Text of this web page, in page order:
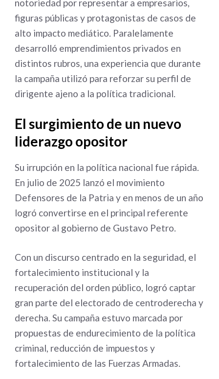
notoriedad por representar a empresarios,
figuras públicas y protagonistas de casos de
alto impacto mediático. Paralelamente
desarrolló emprendimientos privados en
distintos rubros, una experiencia que durante
la campaña utilizó para reforzar su perfil de
dirigente ajeno a la política tradicional.
El surgimiento de un nuevo
liderazgo opositor
Su irrupción en la política nacional fue rápida.
En julio de 2025 lanzó el movimiento
Defensores de la Patria y en menos de un año
logró convertirse en el principal referente
opositor al gobierno de Gustavo Petro.
Con un discurso centrado en la seguridad, el
fortalecimiento institucional y la
recuperación del orden público, logró captar
gran parte del electorado de centroderecha y
derecha. Su campaña estuvo marcada por
propuestas de endurecimiento de la política
criminal, reducción de impuestos y
fortalecimiento de las Fuerzas Armadas.